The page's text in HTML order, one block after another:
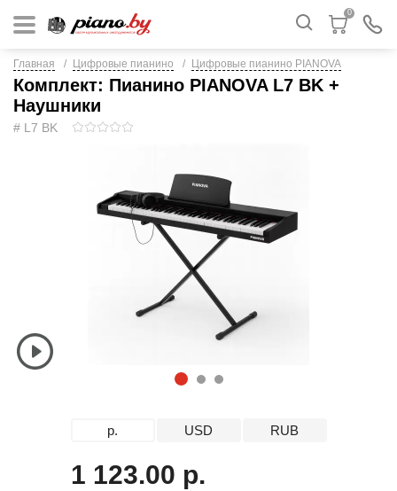
0
Главная Цифровые пианино Цифровые пианино PIANOVA
Комплект: Пианино PIANOVA L7 BK +
Наушники
# L7 BK
1 2 3
р. USD RUB
1 123.00 р.